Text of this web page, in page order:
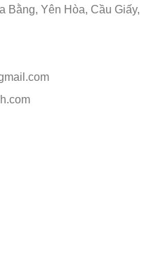
Bằng, Yên Hòa, Cầu Giấy,